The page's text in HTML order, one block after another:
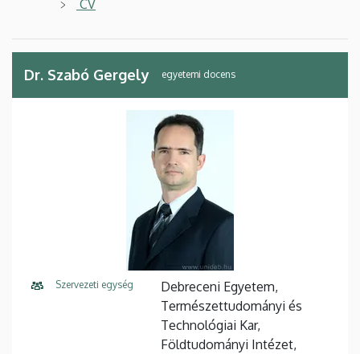
CV
Dr. Szabó Gergely egyetemi docens
Szervezeti egység
Debreceni Egyetem,
Természettudományi és
Technológiai Kar,
Földtudományi Intézet,